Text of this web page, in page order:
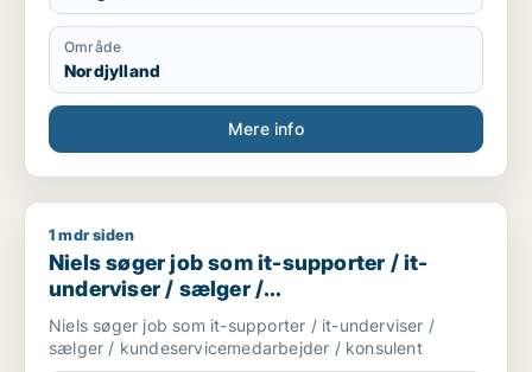
Område
Nordjylland
Mere info
Niels søger job som it-supporter / it-underviser / sælger /
1 mdr siden
Niels søger job som it-supporter / it-
underviser / sælger /
kundeservicemedarbejder / konsulent
Niels søger job som it-supporter / it-underviser /
sælger / kundeservicemedarbejder / konsulent